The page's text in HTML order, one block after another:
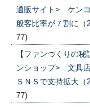
通販サイト> ケン
般客比率が７割に（
77)
【ファンづくりの
ンショップ> 文具
ＳＮＳで支持拡大
77)